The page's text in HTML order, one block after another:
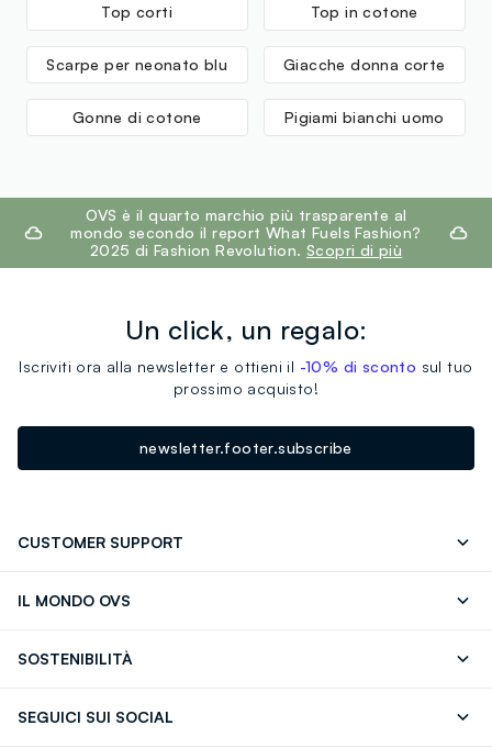
Top corti Top in cotone
Scarpe per neonato blu Giacche donna corte
Gonne di cotone Pigiami bianchi uomo
footer.ariatitleOVS è il quarto marchio più trasparente al
mondo secondo il report What Fuels Fashion?
2025 di Fashion Revolution. Scopri di più
Un click, un regalo:
Iscriviti ora alla newsletter e ottieni il -10% di sconto sul tuo
prossimo acquisto!
newsletter.footer.subscribe
CUSTOMER SUPPORT
IL MONDO OVS
Giftcard
SOSTENIBILITÀ
SEGUICI SUI SOCIAL